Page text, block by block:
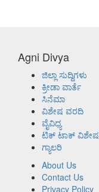
Agni Divya
ಜಿಲ್ಲಾ ಸುದ್ದಿಗಳು
ಕ್ರೀಡಾ ವಾರ್ತೆ
ಸಿನೆಮಾ
ವಿಶೇಷ ವರದಿ
ವೈವಿಧ್ಯ
ಟಿಕ್ ಟಾಕ್ ವಿಶೇಷ
ಗ್ಯಾಲರಿ
About Us
Contact Us
Privacy Policy